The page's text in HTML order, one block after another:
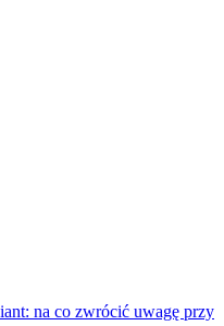
na co zwrócić uwagę przy